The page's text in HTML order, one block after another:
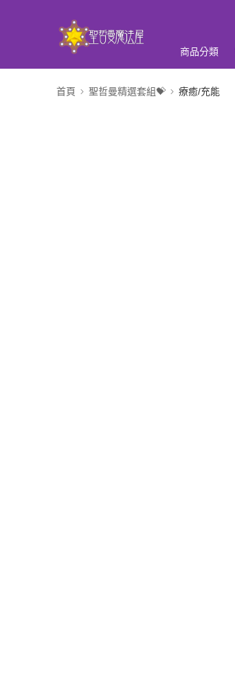
商品分類
首頁 聖哲曼精選套組💝 療癒/充能